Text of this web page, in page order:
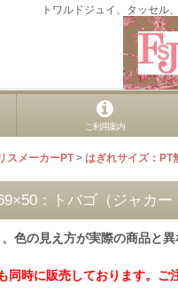
トワルドジュイ、タッセル
ご利用案内
スメーカーPT > はぎれサイズ：PT
：トバゴ（ジャカ
色の見え方が実際の商品と
同時に販売しております。